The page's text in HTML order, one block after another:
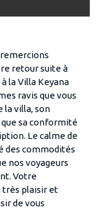
retour suite à
la Villa Keyana
ravis que vous
la villa, son
sa conformité
Le calme de
des commodités
nos voyageurs
Votre
très plaisir et
de vous